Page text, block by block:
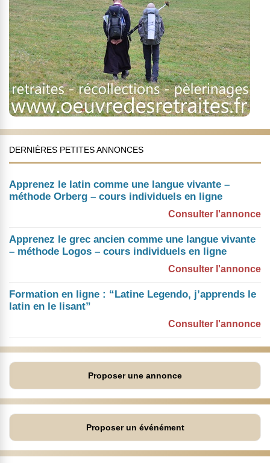
DERNIÈRES PETITES ANNONCES
Apprenez le latin comme une langue vivante –
méthode Orberg – cours individuels en ligne
Consulter l'annonce
Apprenez le grec ancien comme une langue vivante
– méthode Logos – cours individuels en ligne
Consulter l'annonce
Formation en ligne : “Latine Legendo, j’apprends le
latin en le lisant”
Consulter l'annonce
Proposer une annonce
Proposer un événément